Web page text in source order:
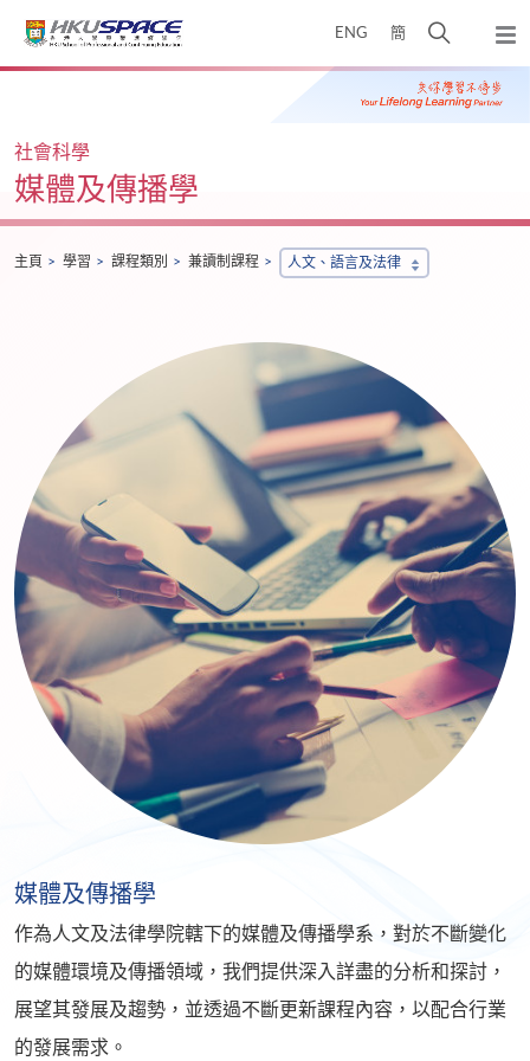
ENG 簡
開
搜
尋
彈
出
主
Main
社會科學
媒體及傳播學
主頁 學習 課程類別 兼讀制課程 人文、語言及法律
媒體及傳播學
作為人文及法律學院轄下的媒體及傳播學系，對於不斷變化
的媒體環境及傳播領域，我們提供深入詳盡的分析和探討，
展望其發展及趨勢，並透過不斷更新課程內容，以配合行業
的發展需求。